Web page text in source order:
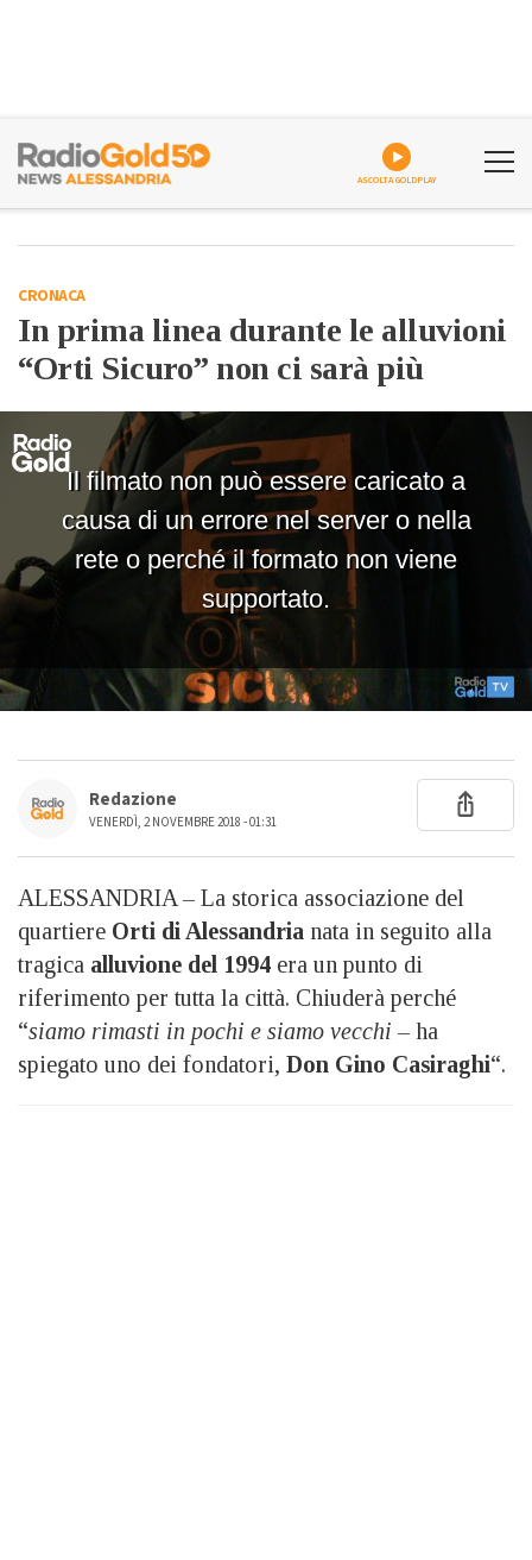
ASCOLTA GOLDPLAY
CRONACA
In prima linea durante le alluvioni
“Orti Sicuro” non ci sarà più
Redazione
VENERDÌ, 2 NOVEMBRE 2018 - 01:31
ALESSANDRIA – La storica associazione del
quartiere Orti di Alessandria nata in seguito alla
tragica alluvione del 1994 era un punto di
riferimento per tutta la città. Chiuderà perché
“siamo rimasti in pochi e siamo vecchi – ha
spiegato uno dei fondatori, Don Gino Casiraghi“.